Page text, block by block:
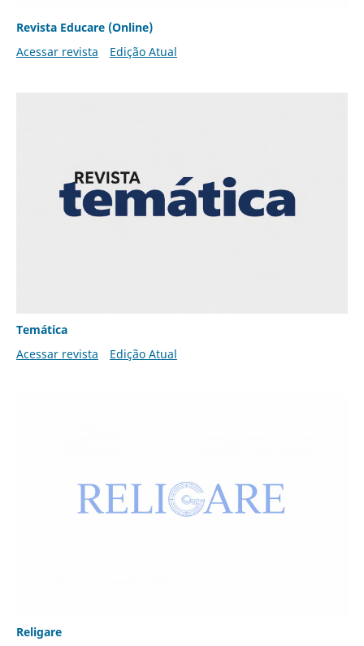
Revista Educare (Online)
Acessar revista
Edição Atual
Temática
Acessar revista
Edição Atual
Religare